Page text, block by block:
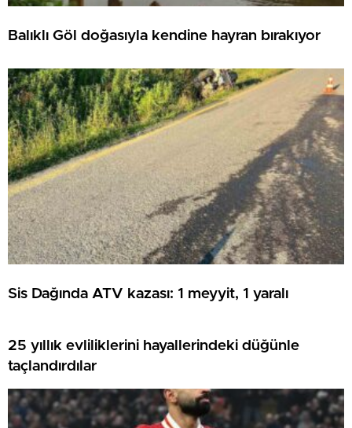
Balıklı Göl doğasıyla kendine hayran bırakıyor
Sis Dağında ATV kazası: 1 meyyit, 1 yaralı
25 yıllık evliliklerini hayallerindeki düğünle
taçlandırdılar